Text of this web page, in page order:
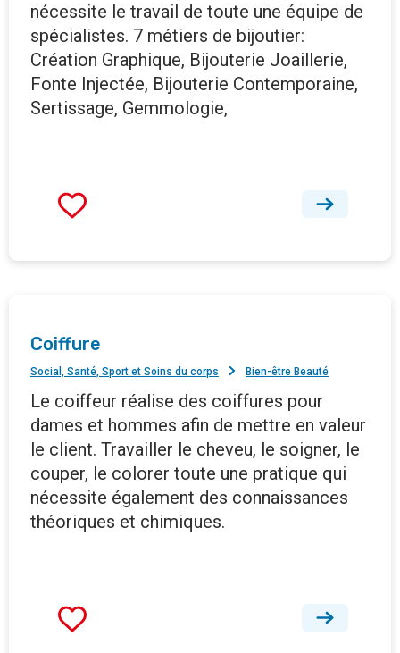
nécessite le travail de toute une équipe de
spécialistes. 7 métiers de bijoutier:
Création Graphique, Bijouterie Joaillerie,
Fonte Injectée, Bijouterie Contemporaine,
Sertissage, Gemmologie,
Coiffure
Social, Santé, Sport et Soins du corps Bien-être Beauté
Le coiffeur réalise des coiffures pour
dames et hommes afin de mettre en valeur
le client. Travailler le cheveu, le soigner, le
couper, le colorer toute une pratique qui
nécessite également des connaissances
théoriques et chimiques.